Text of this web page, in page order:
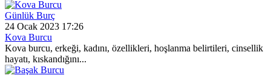
Günlük Burç
24 Ocak 2023 17:26
Kova Burcu
Kova burcu, erkeği, kadını, özellikleri, hoşlanma belirtileri, cinsellik
hayatı, kıskandığını...